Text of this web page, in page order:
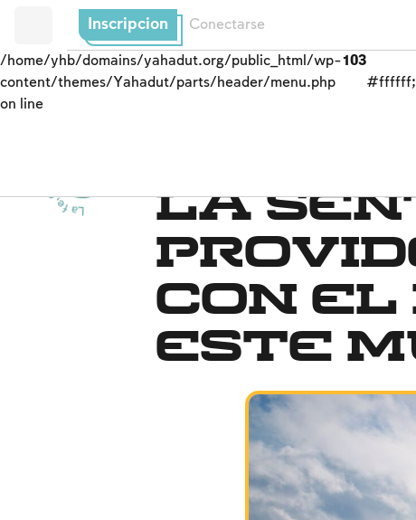
Inscripcion Conectarse
/home/yhb/domains/yahadut.org/public_html/wp-
content/themes/Yahadut/parts/header/menu.php
on line
103
La f
e,
e
l
p
e
b
l
o
y
l
a tierra
d
e
I
s
r
a
e
l La
con el
este